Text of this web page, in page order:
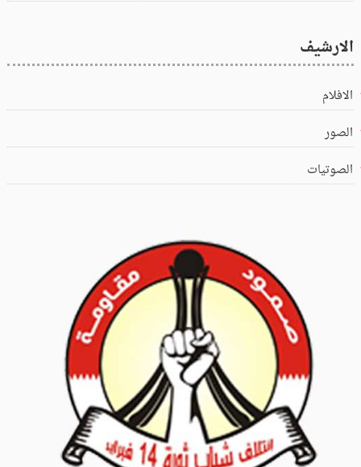
الارشيف
الافلام
الصور
الصوتيات